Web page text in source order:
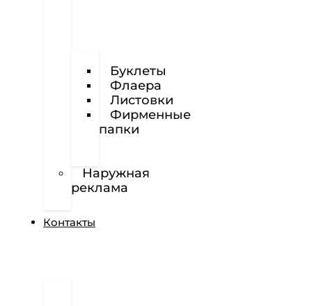
Буклеты
Флаера
Листовки
Фирменные
папки
Наружная
реклама
Контакты